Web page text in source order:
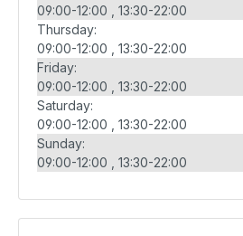
09:00-12:00
13:30-22:00
Thursday:
09:00-12:00
13:30-22:00
Friday:
09:00-12:00
13:30-22:00
Saturday:
09:00-12:00
13:30-22:00
Sunday:
09:00-12:00
13:30-22:00